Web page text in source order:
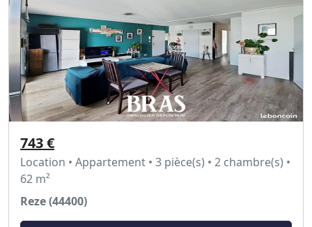
743 €
Location • Appartement • 3 pièce(s) • 2 chambre(s) •
62 m²
Reze (44400)